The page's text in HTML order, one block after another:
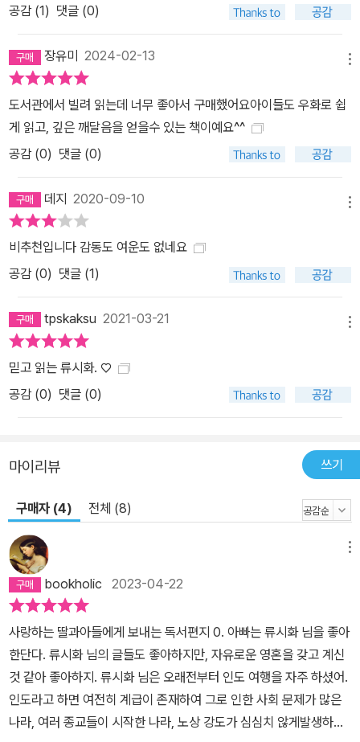
공감 (1) 댓글 (0)
장유미 2024-02-13
도서관에서 빌려 읽는데 너무 좋아서 구매했어요아이들도 우화로 쉽
게 읽고, 깊은 깨달음을 얻을수 있는 책이예요^^
공감 (0) 댓글 (0)
데지 2020-09-10
비추천입니다 감동도 여운도 없네요
공감 (0) 댓글 (1)
tpskaksu 2021-03-21
믿고 읽는 류시화. ♡
공감 (0) 댓글 (0)
마이리뷰 쓰기
구매자 (4) 전체 (8)
bookholic 2023-04-22
사랑하는 딸과아들에게 보내는 독서편지 0. 아빠는 류시화 님을 좋아
한단다. 류시화 님의 글들도 좋아하지만, 자유로운 영혼을 갖고 계신
것 같아 좋아하지. 류시화 님은 오래전부터 인도 여행을 자주 하셨어.
인도라고 하면 여전히 계급이 존재하여 그로 인한 사회 문제가 많은
나라, 여러 종교들이 시작한 나라, 노상 강도가 심심치 않게발생하여